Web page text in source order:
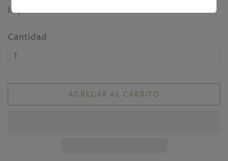
venta
Impuesto incluido.
Cantidad
AGREGAR AL CARRITO